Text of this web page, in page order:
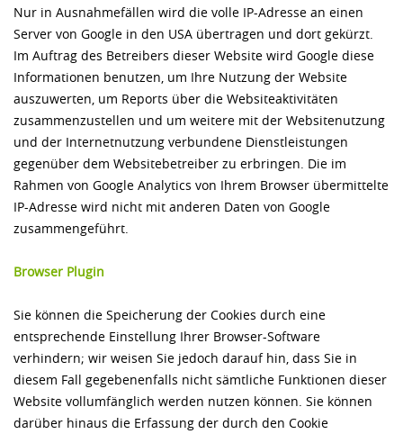
Nur in Ausnahmefällen wird die volle IP-Adresse an einen
Server von Google in den USA übertragen und dort gekürzt.
Im Auftrag des Betreibers dieser Website wird Google diese
Informationen benutzen, um Ihre Nutzung der Website
auszuwerten, um Reports über die Websiteaktivitäten
zusammenzustellen und um weitere mit der Websitenutzung
und der Internetnutzung verbundene Dienstleistungen
gegenüber dem Websitebetreiber zu erbringen. Die im
Rahmen von Google Analytics von Ihrem Browser übermittelte
IP-Adresse wird nicht mit anderen Daten von Google
zusammengeführt.
Browser Plugin
Sie können die Speicherung der Cookies durch eine
entsprechende Einstellung Ihrer Browser-Software
verhindern; wir weisen Sie jedoch darauf hin, dass Sie in
diesem Fall gegebenenfalls nicht sämtliche Funktionen dieser
Website vollumfänglich werden nutzen können. Sie können
darüber hinaus die Erfassung der durch den Cookie